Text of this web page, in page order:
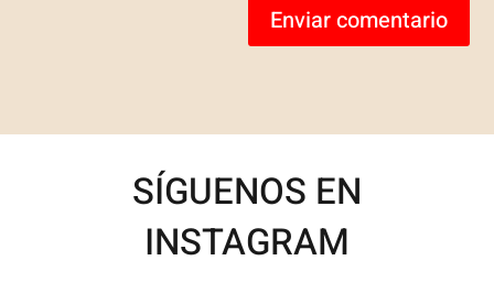
Enviar comentario
SÍGUENOS EN
INSTAGRAM